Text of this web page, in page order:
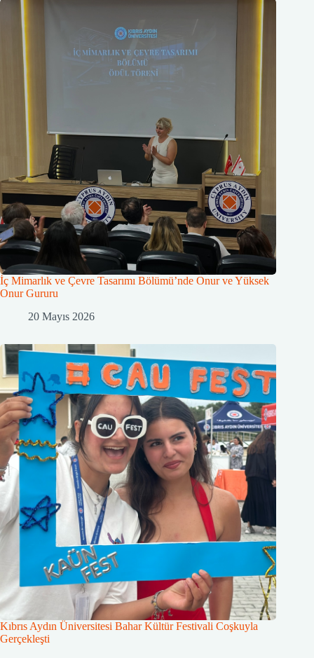
İç Mimarlık ve Çevre Tasarımı Bölümü’nde Onur ve Yüksek
Onur Gururu
20 Mayıs 2026
Kıbrıs Aydın Üniversitesi Bahar Kültür Festivali Coşkuyla
Gerçekleşti